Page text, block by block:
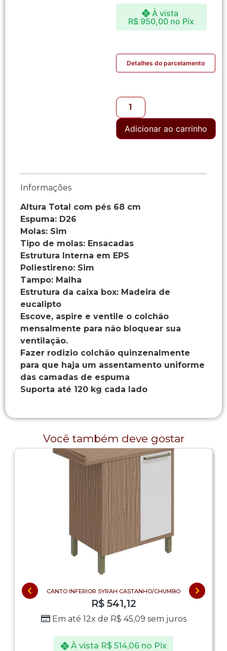
À vista
R$ 950,00 no Pix
Detalhes do parcelamento
Adicionar ao carrinho
Informações
Altura Total com pés 68 cm
Espuma: D26
Molas: Sim
Tipo de molas: Ensacadas
Estrutura Interna em EPS
Poliestireno: Sim
Tampo: Malha
Estrutura da caixa box: Madeira de
eucalipto
Escove, aspire e ventile o colchão
mensalmente para não bloquear sua
ventilação.
Fazer rodizio colchão quinzenalmente
para que haja um assentamento uniforme
das camadas de espuma
Suporta até 120 kg cada lado
Você também deve gostar
CANTO INFERIOR SYRAH CASTANHO/CHUMBO
R$541,12
Em até 12x de R$ 45,09 sem juros
À vista R$514,06 no Pix